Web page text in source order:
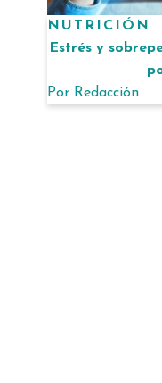
NUTRICIÓN
Estrés y
Por Redacción